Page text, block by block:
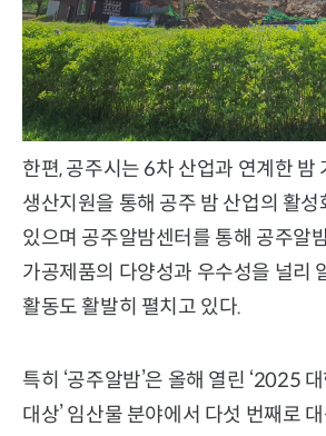
한편, 공주시는 6차 산업과 연계한 밤
생산지원을 통해 공주 밤 산업의 활
있으며 공주알밤센터를 통해 공주알
가공제품의 다양성과 우수성을 널리
활동도 활발히 펼치고 있다.
특히 ‘공주알밤’은 올해 열린 ‘2025
대상’ 임산물 분야에서 다섯 번째로